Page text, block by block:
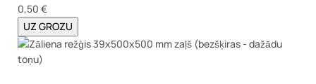
0,50 €
UZ GROZU